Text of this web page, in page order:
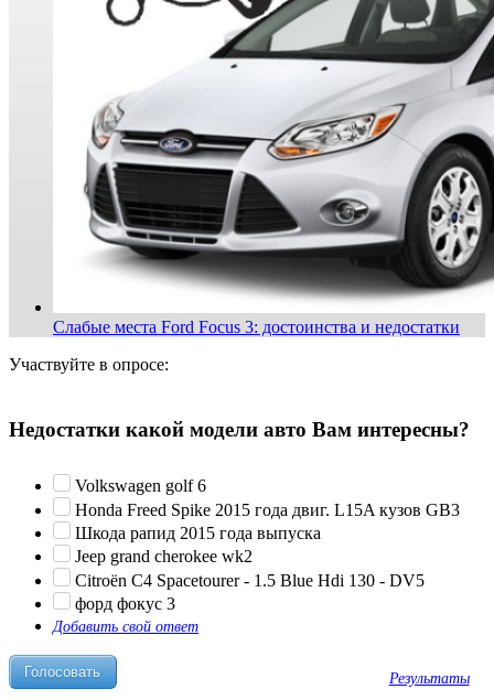
Слабые места Ford Focus 3: достоинства и недостатки
Участвуйте в опросе:
Недостатки какой модели авто Вам интересны?
Volkswagen golf 6
Honda Freed Spike 2015 года двиг. L15A кузов GB3
Шкода рапид 2015 года выпуска
Jeep grand cherokee wk2
Citroën C4 Spacetourer - 1.5 Blue Hdi 130 - DV5
форд фокус 3
Добавить свой ответ
Результаты